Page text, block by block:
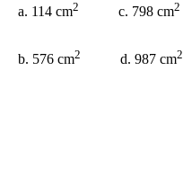
a. 114 cm2 c. 798 cm2
b. 576 cm2 d. 987 cm2